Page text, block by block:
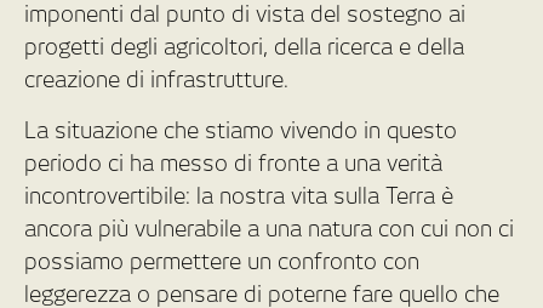
imponenti dal punto di vista del sostegno ai
progetti degli agricoltori, della ricerca e della
creazione di infrastrutture.
La situazione che stiamo vivendo in questo
periodo ci ha messo di fronte a una verità
incontrovertibile: la nostra vita sulla Terra è
ancora più vulnerabile a una natura con cui non ci
possiamo permettere un confronto con
leggerezza o pensare di poterne fare quello che